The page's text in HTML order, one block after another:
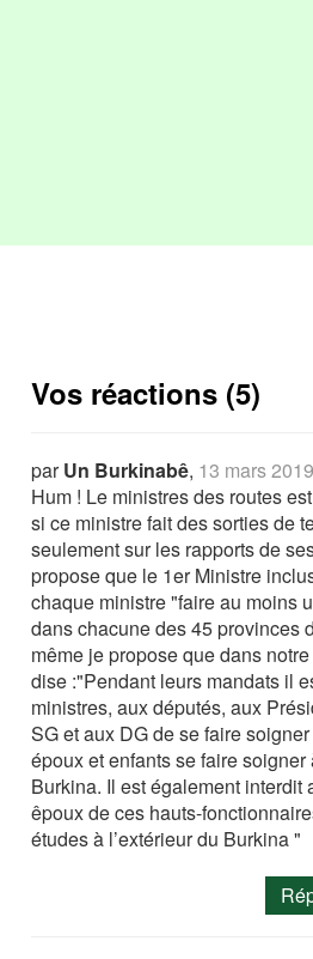
Vos réactions (5)
parUn Burkinabê, 13 mars
Hum ! Le ministres des routes
si ce ministre fait des sorties de
seulement sur les rapports de
propose que le 1er Ministre
chaque ministre "faire au moins
dans chacune des 45 provinces
même je propose que dans
dise :"Pendant leurs mandats il
ministres, aux députés, aux
SG et aux DG de se faire
époux et enfants se faire soigner
Burkina. Il est également interdit
êpoux de ces hauts-
études à l’extérieur du Burkina "